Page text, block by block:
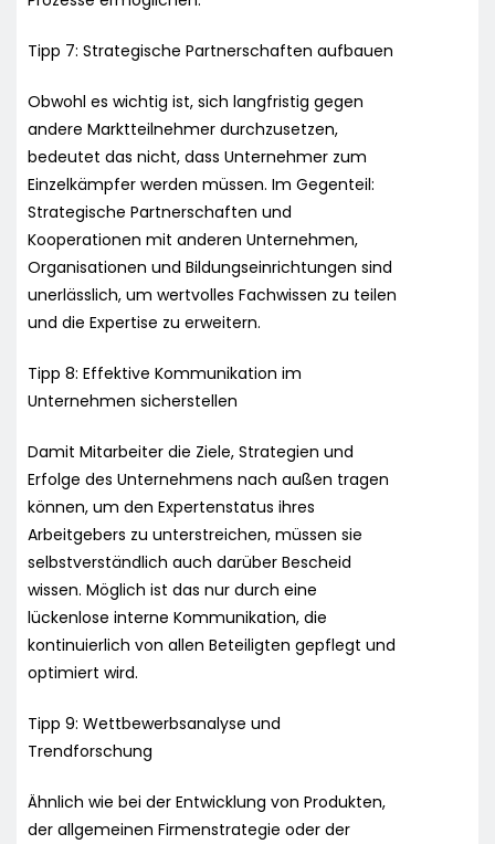
Tipp 7: Strategische Partnerschaften aufbauen
Obwohl es wichtig ist, sich langfristig gegen
andere Marktteilnehmer durchzusetzen,
bedeutet das nicht, dass Unternehmer zum
Einzelkämpfer werden müssen. Im Gegenteil:
Strategische Partnerschaften und
Kooperationen mit anderen Unternehmen,
Organisationen und Bildungseinrichtungen sind
unerlässlich, um wertvolles Fachwissen zu teilen
und die Expertise zu erweitern.
Tipp 8: Effektive Kommunikation im
Unternehmen sicherstellen
Damit Mitarbeiter die Ziele, Strategien und
Erfolge des Unternehmens nach außen tragen
können, um den Expertenstatus ihres
Arbeitgebers zu unterstreichen, müssen sie
selbstverständlich auch darüber Bescheid
wissen. Möglich ist das nur durch eine
lückenlose interne Kommunikation, die
kontinuierlich von allen Beteiligten gepflegt und
optimiert wird.
Tipp 9: Wettbewerbsanalyse und
Trendforschung
Ähnlich wie bei der Entwicklung von Produkten,
der allgemeinen Firmenstrategie oder der